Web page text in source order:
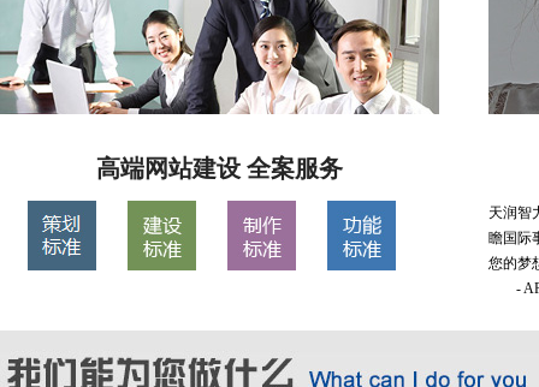
高端网站建设 全案服务
天润智
瞻国际
您的梦
-